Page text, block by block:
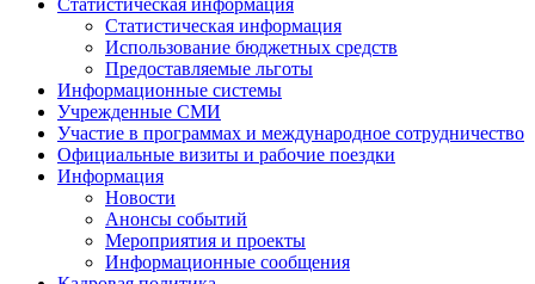
Статистическая информация
Статистическая информация
Использование бюджетных средств
Предоставляемые льготы
Информационные системы
Учрежденные СМИ
Участие в программах и международное сотрудничество
Официальные визиты и рабочие поездки
Информация
Новости
Анонсы событий
Мероприятия и проекты
Информационные сообщения